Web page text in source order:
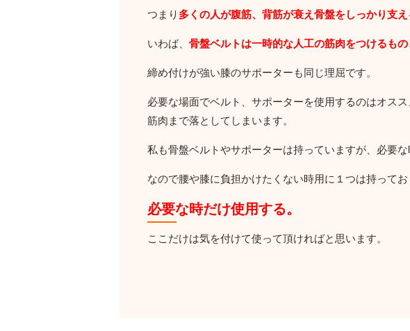
つまり 多くの人が腹筋、背筋が衰え骨盤をしっかり支
いわば、 骨盤ベルトは一時的な人工の筋肉をつけるもの
締め付けが強い膝のサポーターも同じ理屈です。
必要な場面でベルト、サポーターを使用するのはオス
筋肉まで落としてしまいます。
私も骨盤ベルトやサポーターは持っていますが、必要な
なので腰や膝に負担かけたくない時用に１つは持ってお
必要な時だけ使用する。
ここだけは気を付けて使って頂ければと思います。